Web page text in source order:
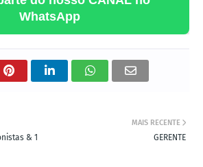
WhatsApp
MAIS RECENTE
GERENTE
& 1